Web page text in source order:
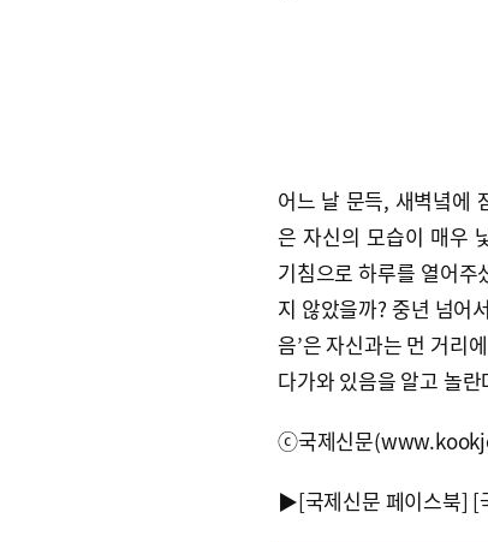
어느 날 문득, 새벽녘에
은 자신의 모습이 매우
기침으로 하루를 열어주
지 않았을까? 중년 넘어
음’은 자신과는 먼 거리
다가와 있음을 알고 놀
ⓒ국제신문
▶[국제신문 페이스북] [